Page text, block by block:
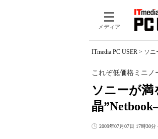
メディア
ITmedia PC USER > ソニ
ソニーが満
晶
これぞ低価格ミニノ
2009年07月07日 17時30分